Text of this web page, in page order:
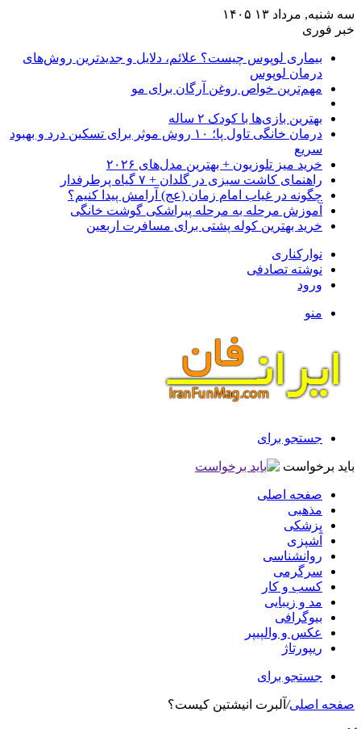
سه شنبه, مرداد ۱۳ ۱۴۰۵
خبر فوری
بیماری لوپوس چیست؟ علائم، دلایل و جدیدترین روش‌های
درمان لوپوس
مهم‌ترین خواص روغن آرگان برای مو
بهترین بازی‌ها با کودک ۲ ساله
درمان خانگی تاول پا؛ ۱۰ روش موثر برای تسکین درد و بهبود
سریع
خرید میز تلوزیون + بهترین مدل‌های ۲۰۲۶
راهنمای کاشت سبزی در گلدان + ۷ گیاه پرطرفدار
چگونه در غیاب امام زمان (عج) آرامش پیدا کنیم؟
آموزش مرحله به مرحله پیراشکی گوشت خانگی
خرید بهترین کوله پشتی برای مسافرت اربعین
نوارکناری
نوشته تصادفی
ورود
منو
جستجو برای
باید برخواست
صفحه اصلی
مذهبی
پزشکی
آشپزی
روانشناسی
سرگرمی
کسب و کار
مد و زیبایی
بیوگرافی
عکس و والپیپر
ریپورتاژ
جستجو برای
صفحه اصلی/ آلبرت انیشتین کیست؟